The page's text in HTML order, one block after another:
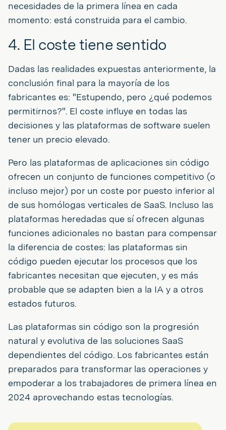
necesidades de la primera línea en cada
momento: está construida para el cambio.
4. El coste tiene sentido
Dadas las realidades expuestas anteriormente, la
conclusión final para la mayoría de los
fabricantes es: "Estupendo, pero ¿qué podemos
permitirnos?". El coste influye en todas las
decisiones y las plataformas de software suelen
tener un precio elevado.
Pero las plataformas de aplicaciones sin código
ofrecen un conjunto de funciones competitivo (o
incluso mejor) por un coste por puesto inferior al
de sus homólogas verticales de SaaS. Incluso las
plataformas heredadas que sí ofrecen algunas
funciones adicionales no bastan para compensar
la diferencia de costes: las plataformas sin
código pueden ejecutar los procesos que los
fabricantes necesitan que ejecuten, y es más
probable que se adapten bien a la IA y a otros
estados futuros.
Las plataformas sin código son la progresión
natural y evolutiva de las soluciones SaaS
dependientes del código. Los fabricantes están
preparados para transformar las operaciones y
empoderar a los trabajadores de primera línea en
2024 aprovechando estas tecnologías.